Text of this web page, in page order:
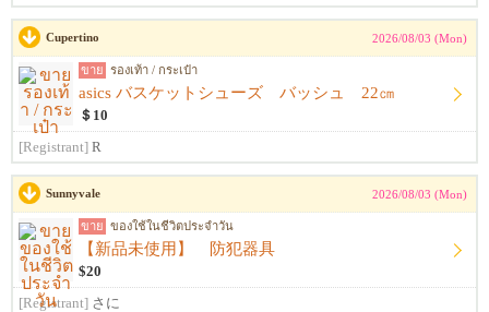
Cupertino 2026/08/03 (Mon)
ขาย รองเท้า / กระเป๋า
asics バスケットシューズ バッシュ 22㎝
＄10
[Registrant] R
Sunnyvale 2026/08/03 (Mon)
ขาย ของใช้ในชีวิตประจำวัน
【新品未使用】 防犯器具
$20
[Registrant] さに